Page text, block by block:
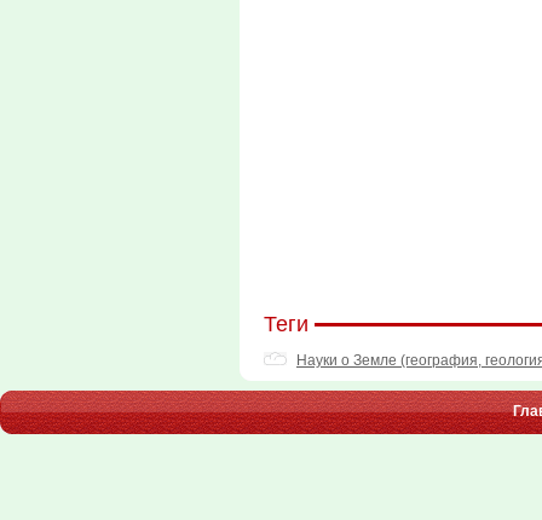
Теги
Науки о Земле (география,